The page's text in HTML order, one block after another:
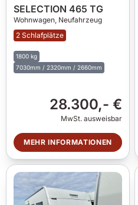
SELECTION 465 TG
Wohnwagen, Neufahrzeug
2 Schlafplätze
1800 kg
7030mm / 2320mm / 2660mm
28.300,- €
MwSt. ausweisbar
MEHR INFORMATIONEN